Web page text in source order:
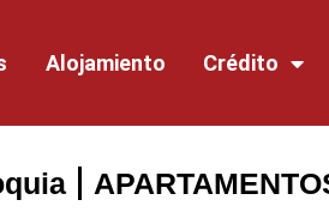
Alojamiento Crédito